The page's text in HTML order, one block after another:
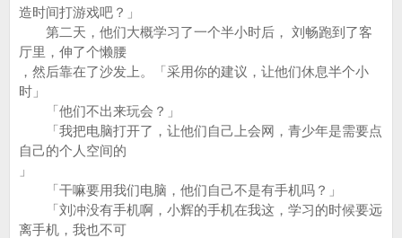
造时间打游戏吧？」
第二天，他们大概学习了一个半小时后， 刘畅跑到了客
厅里，伸了个懒腰
，然后靠在了沙发上。「采用你的建议，让他们休息半个小
时」
「他们不出来玩会？」
「我把电脑打开了，让他们自己上会网，青少年是需要点
自己的个人空间的
」
「干嘛要用我们电脑，他们自己不是有手机吗？」
「刘冲没有手机啊，小辉的手机在我这，学习的时候要远
离手机，我也不可